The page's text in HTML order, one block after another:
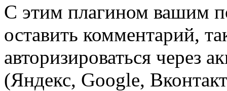
C этим плагином вашим
оставить комментарий,
авторизироваться через
(Яндекс, Google,